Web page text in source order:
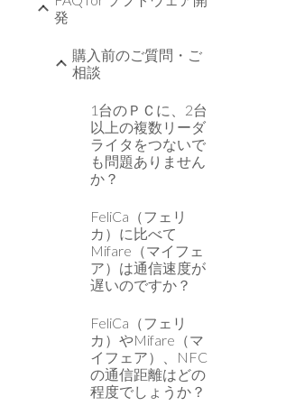
発
購入前のご質問・ご
相談
1台のＰＣに、2台
以上の複数リーダ
ライタをつないで
も問題ありません
か？
FeliCa（フェリ
カ）に比べて
Mifare（マイフェ
ア）は通信速度が
遅いのですか？
FeliCa（フェリ
カ）やMifare（マ
イフェア）、NFC
の通信距離はどの
程度でしょうか？